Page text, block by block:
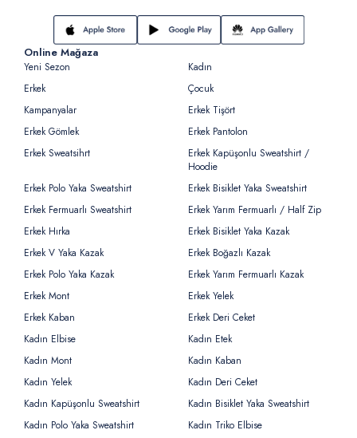
Online Mağaza
Yeni Sezon
Kadın
Erkek
Çocuk
Kampanyalar
Erkek Tişört
Erkek Gömlek
Erkek Pantolon
Erkek Sweatsihrt
Erkek Kapüşonlu Sweatshirt /
Hoodie
Erkek Polo Yaka Sweatshirt
Erkek Bisiklet Yaka Sweatshirt
Erkek Fermuarlı Sweatshirt
Erkek Yarım Fermuarlı / Half Zip
Erkek Hırka
Erkek Bisiklet Yaka Kazak
Erkek V Yaka Kazak
Erkek Boğazlı Kazak
Erkek Polo Yaka Kazak
Erkek Yarım Fermuarlı Kazak
Erkek Mont
Erkek Yelek
Erkek Kaban
Erkek Deri Ceket
Kadın Elbise
Kadın Etek
Kadın Mont
Kadın Kaban
Kadın Yelek
Kadın Deri Ceket
Kadın Kapüşonlu Sweatshirt
Kadın Bisiklet Yaka Sweatshirt
Kadın Polo Yaka Sweatshirt
Kadın Triko Elbise